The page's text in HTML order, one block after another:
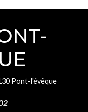
Pont-l'évêque